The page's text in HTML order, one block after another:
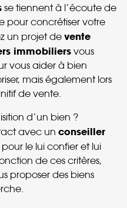
se tiennent à l’écoute de
pour concrétiser votre
un projet de vente
immobiliers vous
vous aider à bien
mais également lors
de vente.
d’un bien ?
avec un conseiller
le lui confier et lui
de ces critères,
proposer des biens